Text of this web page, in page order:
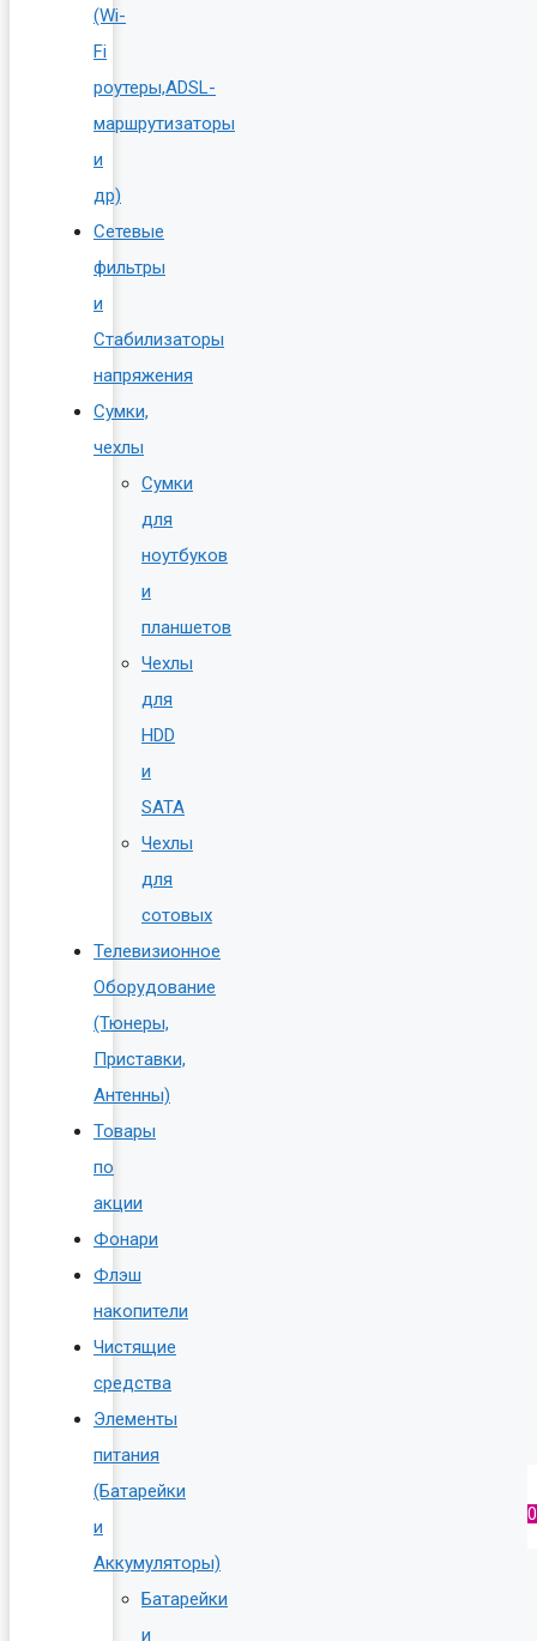
(Wi-
Fi
роутеры,ADSL-
маршрутизаторы
и
др)
Сетевые
фильтры
и
Стабилизаторы
напряжения
Сумки,
чехлы
Сумки
для
ноутбуков
и
планшетов
Чехлы
для
HDD
и
SATA
Чехлы
для
сотовых
Телевизионное
Оборудование
(Тюнеры,
Приставки,
Антенны)
Товары
по
акции
Фонари
Флэш
накопители
Чистящие
средства
Элементы
питания
(Батарейки
и
Аккумуляторы)
Батарейки
и
0